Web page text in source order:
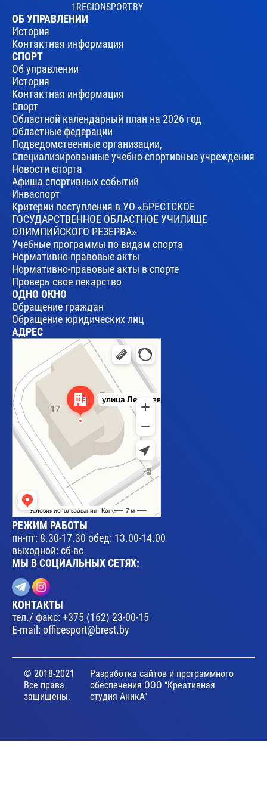
1REGIONSPORT.BY
ОБ УПРАВЛЕНИИ
История
Контактная информация
СПОРТ
Об управлении
История
Контактная информация
Спорт
Областной календарный план на 2026 год
Областные федерации
Подведомственные организации,
Специализированные учебно-спортивные учреждения
Новости спорта
Афиша спортивных событий
Инваспорт
Критерии поступления в УО «БРЕСТСКОЕ
ГОСУДАРСТВЕННОЕ ОБЛАСТНОЕ УЧИЛИЩЕ
ОЛИМПИЙСКОГО РЕЗЕРВА»
Учебные программы по видам спорта
Нормативно-правовые акты
Нормативно-правовые акты в спорте
Проверь свое лекарство
ОДНО ОКНО
Обращение граждан
Обращение юридических лиц
АДРЕС
Брест
Улица Леваневского, 17 — Яндекс Карты
РЕЖИМ РАБОТЫ
пн-пт: 8.30-17.30 обед: 13.00-14.00
выходной: сб-вс
МЫ В СОЦИАЛЬНЫХ СЕТЯХ:
КОНТАКТЫ
тел./ факс: +375 (162) 23-00-15
E-mail: officesport@brest.by
© 2018-2021
Все права
защищены.
Разработка сайтов и программного
обеспечения ООО “Креативная
студия АникА”